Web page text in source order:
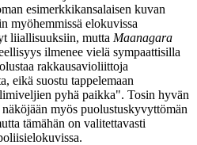
esimerkkikansalaisen kuvan
myöhemmissä elokuvissa
liiallisuuksiin, mutta Maanagara
ilmenee vielä sympaattisilla
rakkausavioliittoja
eikä suostu tappelemaan
pyhä paikka". Tosin hyvän
myös puolustuskyvyttömän
tämähän on valitettavasti